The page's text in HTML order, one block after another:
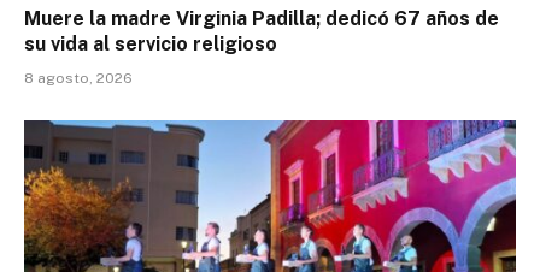
Muere la madre Virginia Padilla; dedicó 67 años de
su vida al servicio religioso
8 agosto, 2026